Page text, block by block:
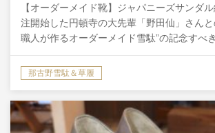
【オーダーメイド靴】ジャパニーズサンダ
注開始した円頓寺の大先輩「野田仙」さん
職人が作るオーダーメイド雪駄”の記念すべ
那古野雪駄＆草履